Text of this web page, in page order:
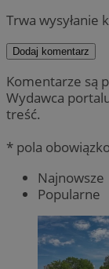
Trwa wysyłanie
Dodaj komentarz
Komentarze są
Wydawca
treść.
* pola
Najnowsze
Popularne